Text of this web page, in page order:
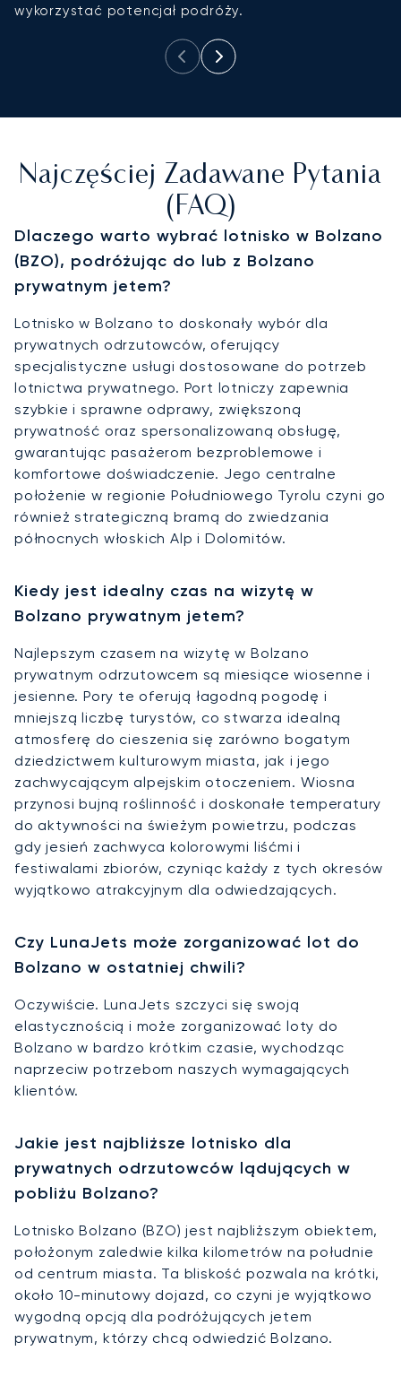
wykorzystać potencjał podróży.
Najczęściej Zadawane Pytania
(FAQ)
Dlaczego warto wybrać lotnisko w Bolzano
(BZO), podróżując do lub z Bolzano
prywatnym jetem?
Lotnisko w Bolzano to doskonały wybór dla
prywatnych odrzutowców, oferujący
specjalistyczne usługi dostosowane do potrzeb
lotnictwa prywatnego. Port lotniczy zapewnia
szybkie i sprawne odprawy, zwiększoną
prywatność oraz spersonalizowaną obsługę,
gwarantując pasażerom bezproblemowe i
komfortowe doświadczenie. Jego centralne
położenie w regionie Południowego Tyrolu czyni go
również strategiczną bramą do zwiedzania
północnych włoskich Alp i Dolomitów.
Kiedy jest idealny czas na wizytę w
Bolzano prywatnym jetem?
Najlepszym czasem na wizytę w Bolzano
prywatnym odrzutowcem są miesiące wiosenne i
jesienne. Pory te oferują łagodną pogodę i
mniejszą liczbę turystów, co stwarza idealną
atmosferę do cieszenia się zarówno bogatym
dziedzictwem kulturowym miasta, jak i jego
zachwycającym alpejskim otoczeniem. Wiosna
przynosi bujną roślinność i doskonałe temperatury
do aktywności na świeżym powietrzu, podczas
gdy jesień zachwyca kolorowymi liśćmi i
festiwalami zbiorów, czyniąc każdy z tych okresów
wyjątkowo atrakcyjnym dla odwiedzających.
Czy LunaJets może zorganizować lot do
Bolzano w ostatniej chwili?
Oczywiście. LunaJets szczyci się swoją
elastycznością i może zorganizować loty do
Bolzano w bardzo krótkim czasie, wychodząc
naprzeciw potrzebom naszych wymagających
klientów.
Jakie jest najbliższe lotnisko dla
prywatnych odrzutowców lądujących w
pobliżu Bolzano?
Lotnisko Bolzano (BZO) jest najbliższym obiektem,
położonym zaledwie kilka kilometrów na południe
od centrum miasta. Ta bliskość pozwala na krótki,
około 10-minutowy dojazd, co czyni je wyjątkowo
wygodną opcją dla podróżujących jetem
prywatnym, którzy chcą odwiedzić Bolzano.